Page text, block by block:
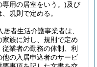
用の居室をいう。)及び
規則で定める。
者生活介護事業者は、
族に対し、規則で定め
業者の勤務の体制、利
の入居申込者のサービ